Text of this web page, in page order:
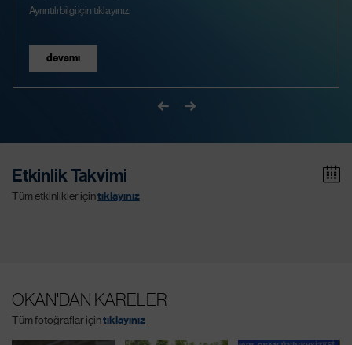
Ayrıntılı bilgi için tıklayınız.
devamı
Etkinlik Takvimi
Tüm etkinlikler içintıklayınız
OKAN'DAN KARELER
Tüm fotoğraflar içintıklayınız